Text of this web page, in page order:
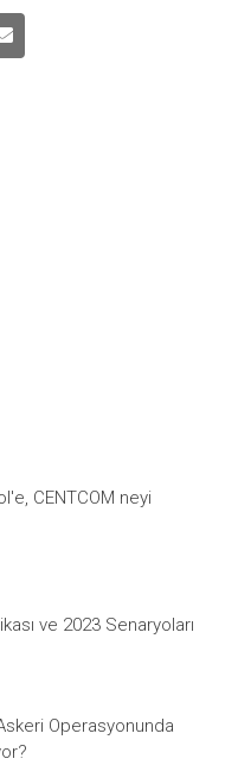
CENTCOM neyi
ve 2023 Senaryoları
Operasyonunda